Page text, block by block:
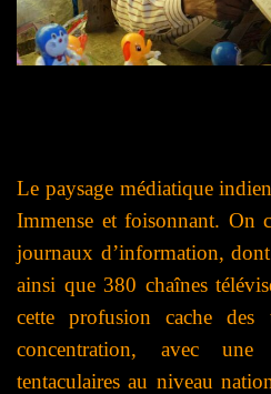
Le paysage médiatique
Immense et foisonnant. On
journaux d’information,
ainsi que 380 chaînes
cette profusion cache des
concentration, avec
tentaculaires au niveau